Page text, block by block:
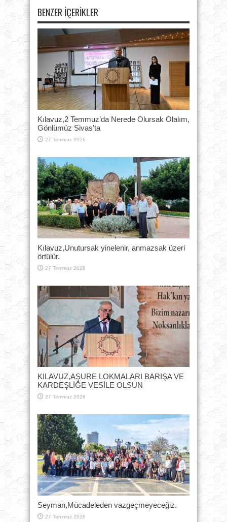
BENZER İÇERIKLER
Kılavuz,2 Temmuz’da Nerede Olursak Olalım,
Gönlümüz Sivas’ta
27 Temmuz 2026
Kılavuz,Unutursak yinelenir, anmazsak üzeri
örtülür.
27 Temmuz 2026
KILAVUZ,AŞURE LOKMALARI BARIŞA VE
KARDEŞLİĞE VESİLE OLSUN
27 Temmuz 2026
Seyman,Mücadeleden vazgeçmeyeceğiz.
27 Temmuz 2026